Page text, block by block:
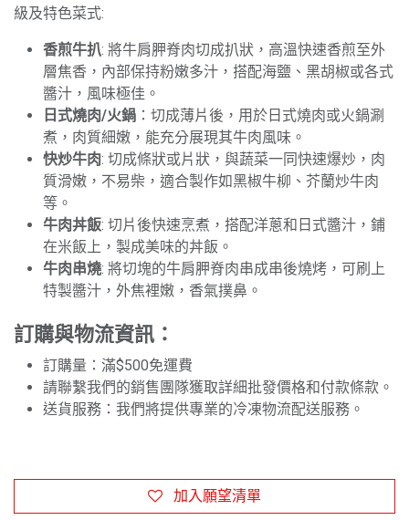
級及特色菜式:
香煎牛扒: 將牛肩胛脊肉切成扒狀，高溫快速香煎至外
層焦香，內部保持粉嫩多汁，搭配海鹽、黑胡椒或各式
醬汁，風味極佳。
日式燒肉/火鍋 ：切成薄片後，用於日式燒肉或火鍋涮
煮，肉質細嫩，能充分展現其牛肉風味。
快炒牛肉: 切成條狀或片狀，與蔬菜一同快速爆炒，肉
質滑嫩，不易柴，適合製作如黑椒牛柳、芥蘭炒牛肉
等。
牛肉丼飯: 切片後快速烹煮，搭配洋蔥和日式醬汁，鋪
在米飯上，製成美味的丼飯。
牛肉串燒: 將切塊的牛肩胛脊肉串成串後燒烤，可刷上
特製醬汁，外焦裡嫩，香氣撲鼻。
訂購與物流資訊：
訂購量：滿$500免運費
請聯繫我們的銷售團隊獲取詳細批發價格和付款條款。
送貨服務：我們將提供專業的冷凍物流配送服務。
加入願望清單